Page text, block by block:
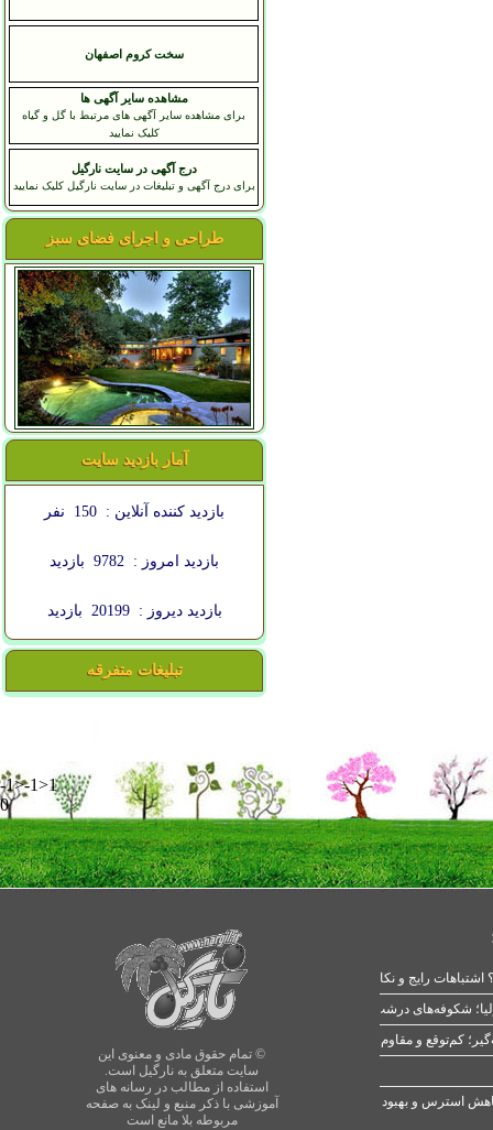
سخت کروم اصفهان
مشاهده سایر آگهی ها
برای مشاهده سایر آگهی های مرتبط با گل و گیاه
کلیک نمایید
درج آگهی در سایت نارگیل
برای درج آگهی و تبلیغات در سایت نارگیل کلیک نمایید
طراحی و اجرای فضای سبز
آمار بازدید سایت
بازدید کننده آنلاین : 150 نفر
بازدید امروز : 9782 بازدید
بازدید دیروز : 20199 بازدید
تبلیغات متفرقه
-1>-1>1
0
© تمام حقوق مادی و معنوی این
سایت متعلق به نارگیل است.
استفاده از مطالب در رسانه های
آموزشی با ذکر منبع و لینک به صفحه
مربوطه بلا مانع است
رایج و نکات طلایی
شکوفه‌های درشت در بهار